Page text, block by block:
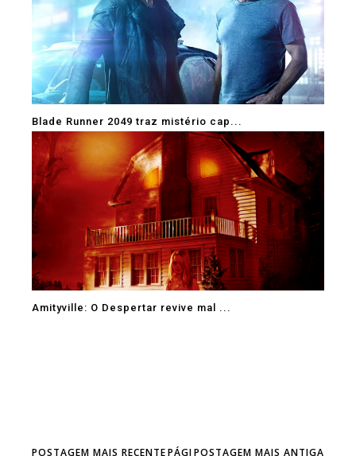
Blade Runner 2049 traz mistério cap...
Amityville: O Despertar revive mal ...
POSTAGEM MAIS RECENTE POSTAGEM MAIS ANTIGA
PÁGI